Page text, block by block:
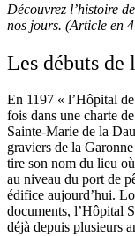
Découvrez l’histoire
nos jours. (Article en
Les débuts de
En 1197 « l’Hôpital
fois dans une charte
Sainte-Marie de la
graviers de la
tire son nom du lieu
au niveau du port de
édifice aujourd’hui.
documents, l’Hôpital
déjà depuis plusieurs